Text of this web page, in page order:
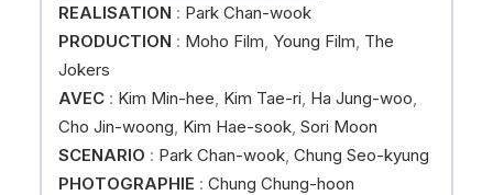
REALISATION : Park Chan-wook
PRODUCTION : Moho Film, Young Film, The
Jokers
AVEC : Kim Min-hee, Kim Tae-ri, Ha Jung-woo,
Cho Jin-woong, Kim Hae-sook, Sori Moon
SCENARIO : Park Chan-wook, Chung Seo-kyung
PHOTOGRAPHIE : Chung Chung-hoon